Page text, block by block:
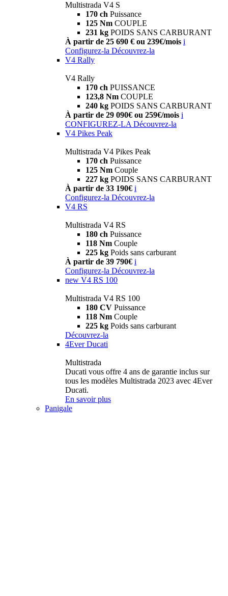
Multistrada V4 S
170 ch Puissance
125 Nm COUPLE
231 kg POIDS SANS CARBURANT
À partir de 25 690 € ou 239€/mois i
Configurez-la Découvrez-la
V4 Rally
V4 Rally
170 ch PUISSANCE
123,8 Nm COUPLE
240 kg POIDS SANS CARBURANT
À partir de 29 090€ ou 259€/mois i
CONFIGUREZ-LA Découvrez-la
V4 Pikes Peak
Multistrada V4 Pikes Peak
170 ch Puissance
125 Nm Couple
227 kg POIDS SANS CARBURANT
À partir de 33 190€ i
Configurez-la Découvrez-la
V4 RS
Multistrada V4 RS
180 ch Puissance
118 Nm Couple
225 kg Poids sans carburant
À partir de 39 790€ i
Configurez-la Découvrez-la
new V4 RS 100
Multistrada V4 RS 100
180 CV Puissance
118 Nm Couple
225 kg Poids sans carburant
Découvrez-la
4Ever Ducati
Multistrada
Ducati vous offre 4 ans de garantie inclus sur
tous les modèles Multistrada 2023 avec 4Ever
Ducati.
En savoir plus
Panigale